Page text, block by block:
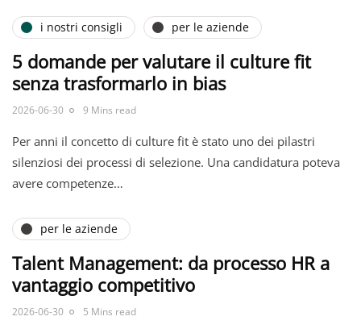
i nostri consigli per le aziende
5 domande per valutare il culture fit
senza trasformarlo in bias
2026-06-30 9 Mins read
Per anni il concetto di culture fit è stato uno dei pilastri
silenziosi dei processi di selezione. Una candidatura poteva
avere competenze…
per le aziende
Talent Management: da processo HR a
vantaggio competitivo
2026-06-30 5 Mins read